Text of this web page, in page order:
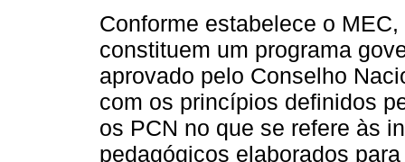
Conforme estabelece o
constituem um programa
aprovado pelo Conselho
com os princípios definidos
os PCN no que se refere às
pedagógicos elaborados